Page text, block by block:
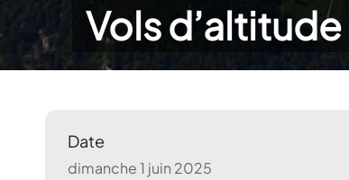
Vols d’altitude
Date
dimanche 1 juin 2025